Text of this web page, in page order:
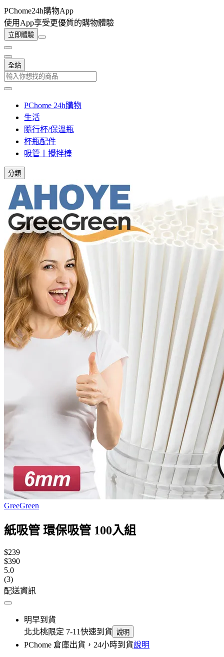
PChome24h購物App
使用App享受更優質的購物體驗
立即體驗
全站
PChome 24h購物
生活
隨行杯/保溫瓶
杯瓶配件
吸管丨攪拌棒
分類
GreeGreen
紙吸管 環保吸管 100入組
$239
$390
5.0
(3)
配送資訊
明早到貨
北北桃限定 7-11快速到貨 說明
PChome 倉庫出貨，24小時到貨說明